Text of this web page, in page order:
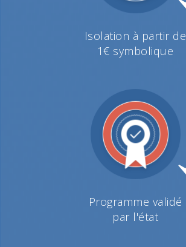
Isolation à partir de
1€ symbolique
Programme validé
par l'état